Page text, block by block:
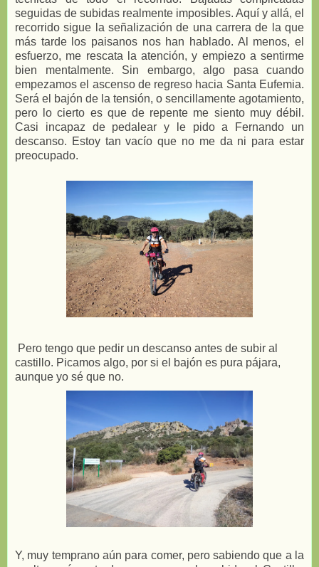
seguidas de subidas realmente imposibles. Aquí y allá, el
recorrido sigue la señalización de una carrera de la que
más tarde los paisanos nos han hablado. Al menos, el
esfuerzo, me rescata la atención, y empiezo a sentirme
bien mentalmente. Sin embargo, algo pasa cuando
empezamos el ascenso de regreso hacia Santa Eufemia.
Será el bajón de la tensión, o sencillamente agotamiento,
pero lo cierto es que de repente me siento muy débil.
Casi incapaz de pedalear y le pido a Fernando un
descanso. Estoy tan vacío que no me da ni para estar
preocupado.
Pero tengo que pedir un descanso antes de subir al
castillo. Picamos algo, por si el bajón es pura pájara,
aunque yo sé que no.
Y, muy temprano aún para comer, pero sabiendo que a la